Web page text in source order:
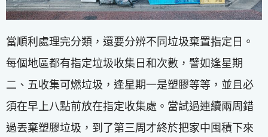
當順利處理完分類，還要分辨不同垃圾棄置指定日。
每個地區都有指定垃圾收集日和次數，譬如逢星期
二、五收集可燃垃圾，逢星期一是塑膠等等，並且必
須在早上八點前放在指定收集處。當試過連續兩周錯
過丟棄塑膠垃圾，到了第三周才終於把家中囤積下來